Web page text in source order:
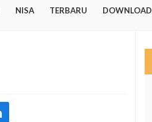
NISA TERBARU DOWNLOAD